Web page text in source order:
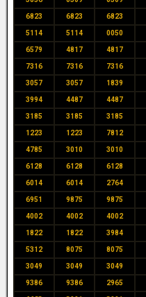
6823 6823 6823
5114 5114 0050
6579 4817 4817
7316 7316 7316
3057 3057 1839
3994 4487 4487
3185 3185 3185
1223 1223 7812
4785 3010 3010
6128 6128 6128
6014 6014 2764
6951 9875 9875
4002 4002 4002
1822 1822 3984
5312 8075 8075
3049 3049 3049
9386 9386 2965